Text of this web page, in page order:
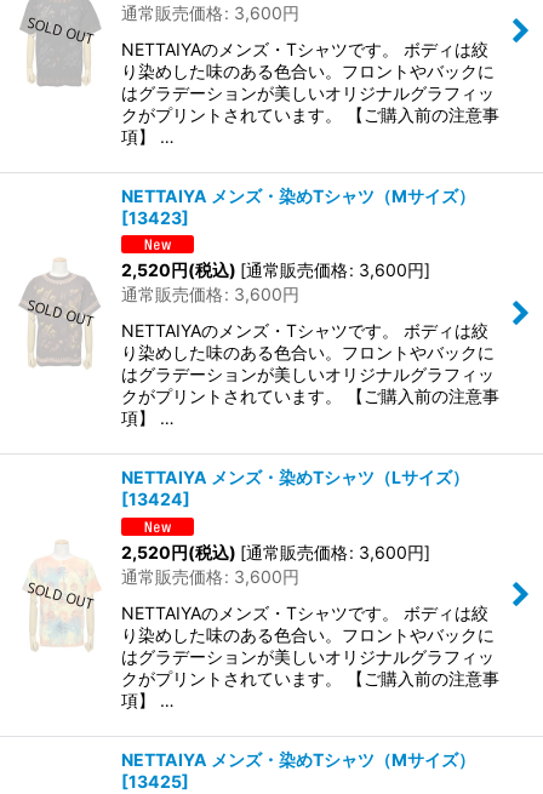
通常販売価格: 3,600円
NETTAIYAのメンズ・Tシャツです。 ボディは絞
り染めした味のある色合い。フロントやバックに
はグラデーションが美しいオリジナルグラフィッ
クがプリントされています。 【ご購入前の注意事
項】 …
NETTAIYA メンズ・染めTシャツ（Mサイズ）
[13423]
2,520円(税込) [通常販売価格: 3,600円]
通常販売価格: 3,600円
NETTAIYAのメンズ・Tシャツです。 ボディは絞
り染めした味のある色合い。フロントやバックに
はグラデーションが美しいオリジナルグラフィッ
クがプリントされています。 【ご購入前の注意事
項】 …
NETTAIYA メンズ・染めTシャツ（Lサイズ）
[13424]
2,520円(税込) [通常販売価格: 3,600円]
通常販売価格: 3,600円
NETTAIYAのメンズ・Tシャツです。 ボディは絞
り染めした味のある色合い。フロントやバックに
はグラデーションが美しいオリジナルグラフィッ
クがプリントされています。 【ご購入前の注意事
項】 …
NETTAIYA メンズ・染めTシャツ（Mサイズ）
[13425]